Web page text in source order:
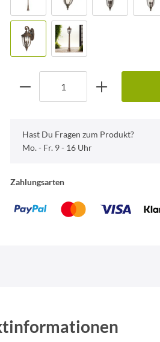
Hast Du Fragen zum Produkt?
Mo. - Fr. 9 - 16 Uhr
Zahlungsarten